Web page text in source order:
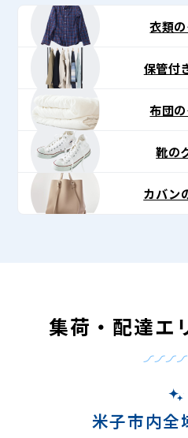
ト〉
衣類
保管付
布団
靴の
カバン
集荷・配達エ
米子市内全